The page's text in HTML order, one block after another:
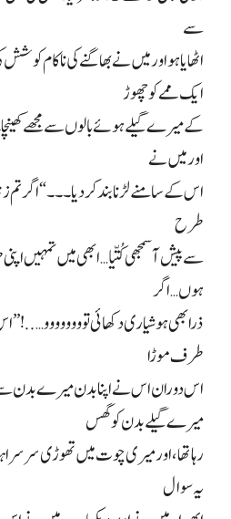
سے
اٹھایا ہو اور میں نے بھاگنے کی ناکام
ایک ممے کو چھوڑ
کے میرے گیلے ہوئے بالوں سے مجھے
اور میں نے
اس کے سامنے لڑنا بند کر دیا۔۔۔ “اگر تم
طرح
سے پیش آ سمجھی کُتّیا… ابھی میں تمہیں
ہوں… اگر
ذرا بھی ہوشیاری دکھائی
طرف موڑا
اس دوران اس نے اپنا بدن میرے بدن
میرے گیلے بدن کو گھس
رہا تھا، اور میری چوت میں تھوڑی
یہ سوال